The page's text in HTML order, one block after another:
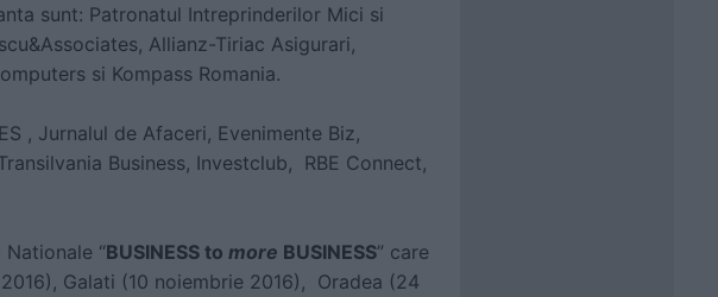
sunt: Patronatul Intreprinderilor Mici si
Allianz-Tiriac Asigurari,
si Kompass Romania.
, Jurnalul de Afaceri, Evenimente Biz,
Business, Investclub, RBE Connect,
“BUSINESS to more BUSINESS” care
Galati (10 noiembrie 2016), Oradea (24